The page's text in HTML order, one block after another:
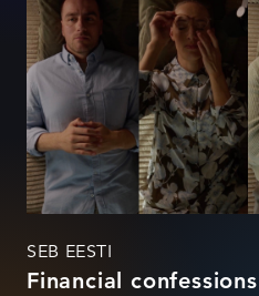
SEB EESTI
Financial confessions